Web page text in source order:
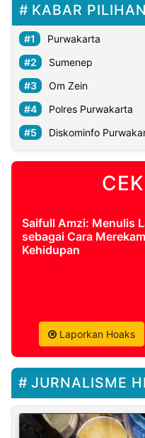
KABAR PILIHAN
Purwakarta
Sumenep
Om Zein
Polres Purwakarta
Diskominfo
Saifull Amzi: Menulis
sebagai Cara
Kehidupan
Laporkan Hoaks
JURNALISME